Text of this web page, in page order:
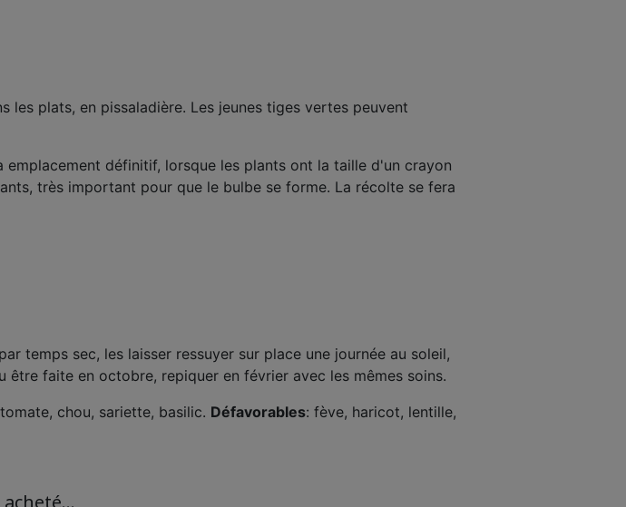
les plats, en pissaladière. Les jeunes tiges vertes peuvent
définitif, lorsque les plants ont la taille d'un crayon
très important pour que le bulbe se forme. La récolte se fera
temps sec, les laisser ressuyer sur place une journée au soleil,
faite en octobre, repiquer en février avec les mêmes soins.
chou, sariette, basilic. Défavorables: fève, haricot, lentille,